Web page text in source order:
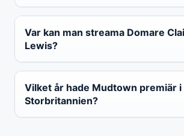
Var kan man streama Domare
Lewis?
Vilket år hade Mudtown premiär i
Storbritannien?